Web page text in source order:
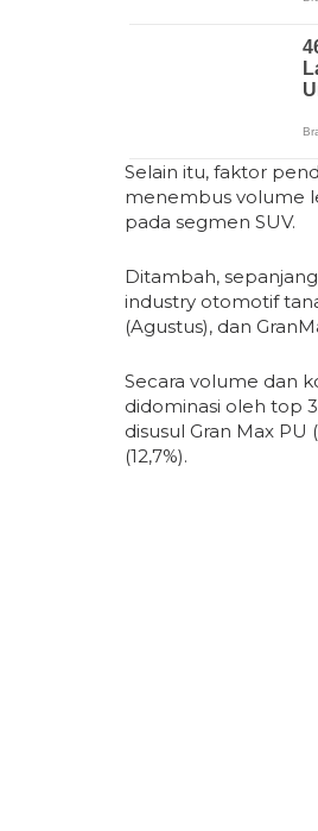
Selain itu, faktor
menembus volume
pada segmen SUV.
Ditambah,
industry otomotif
(Agustus), dan
Secara volume dan
didominasi oleh top
disusul Gran Max PU
(12,7%).